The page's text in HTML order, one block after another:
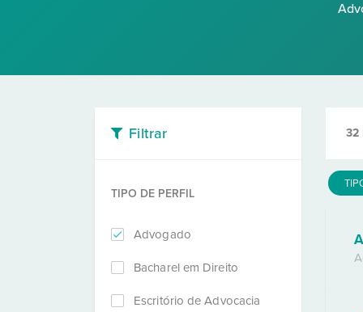
Filtrar
TIPO DE PERFIL
Advogado
Bacharel em Direito
Escritório de Advocacia
32